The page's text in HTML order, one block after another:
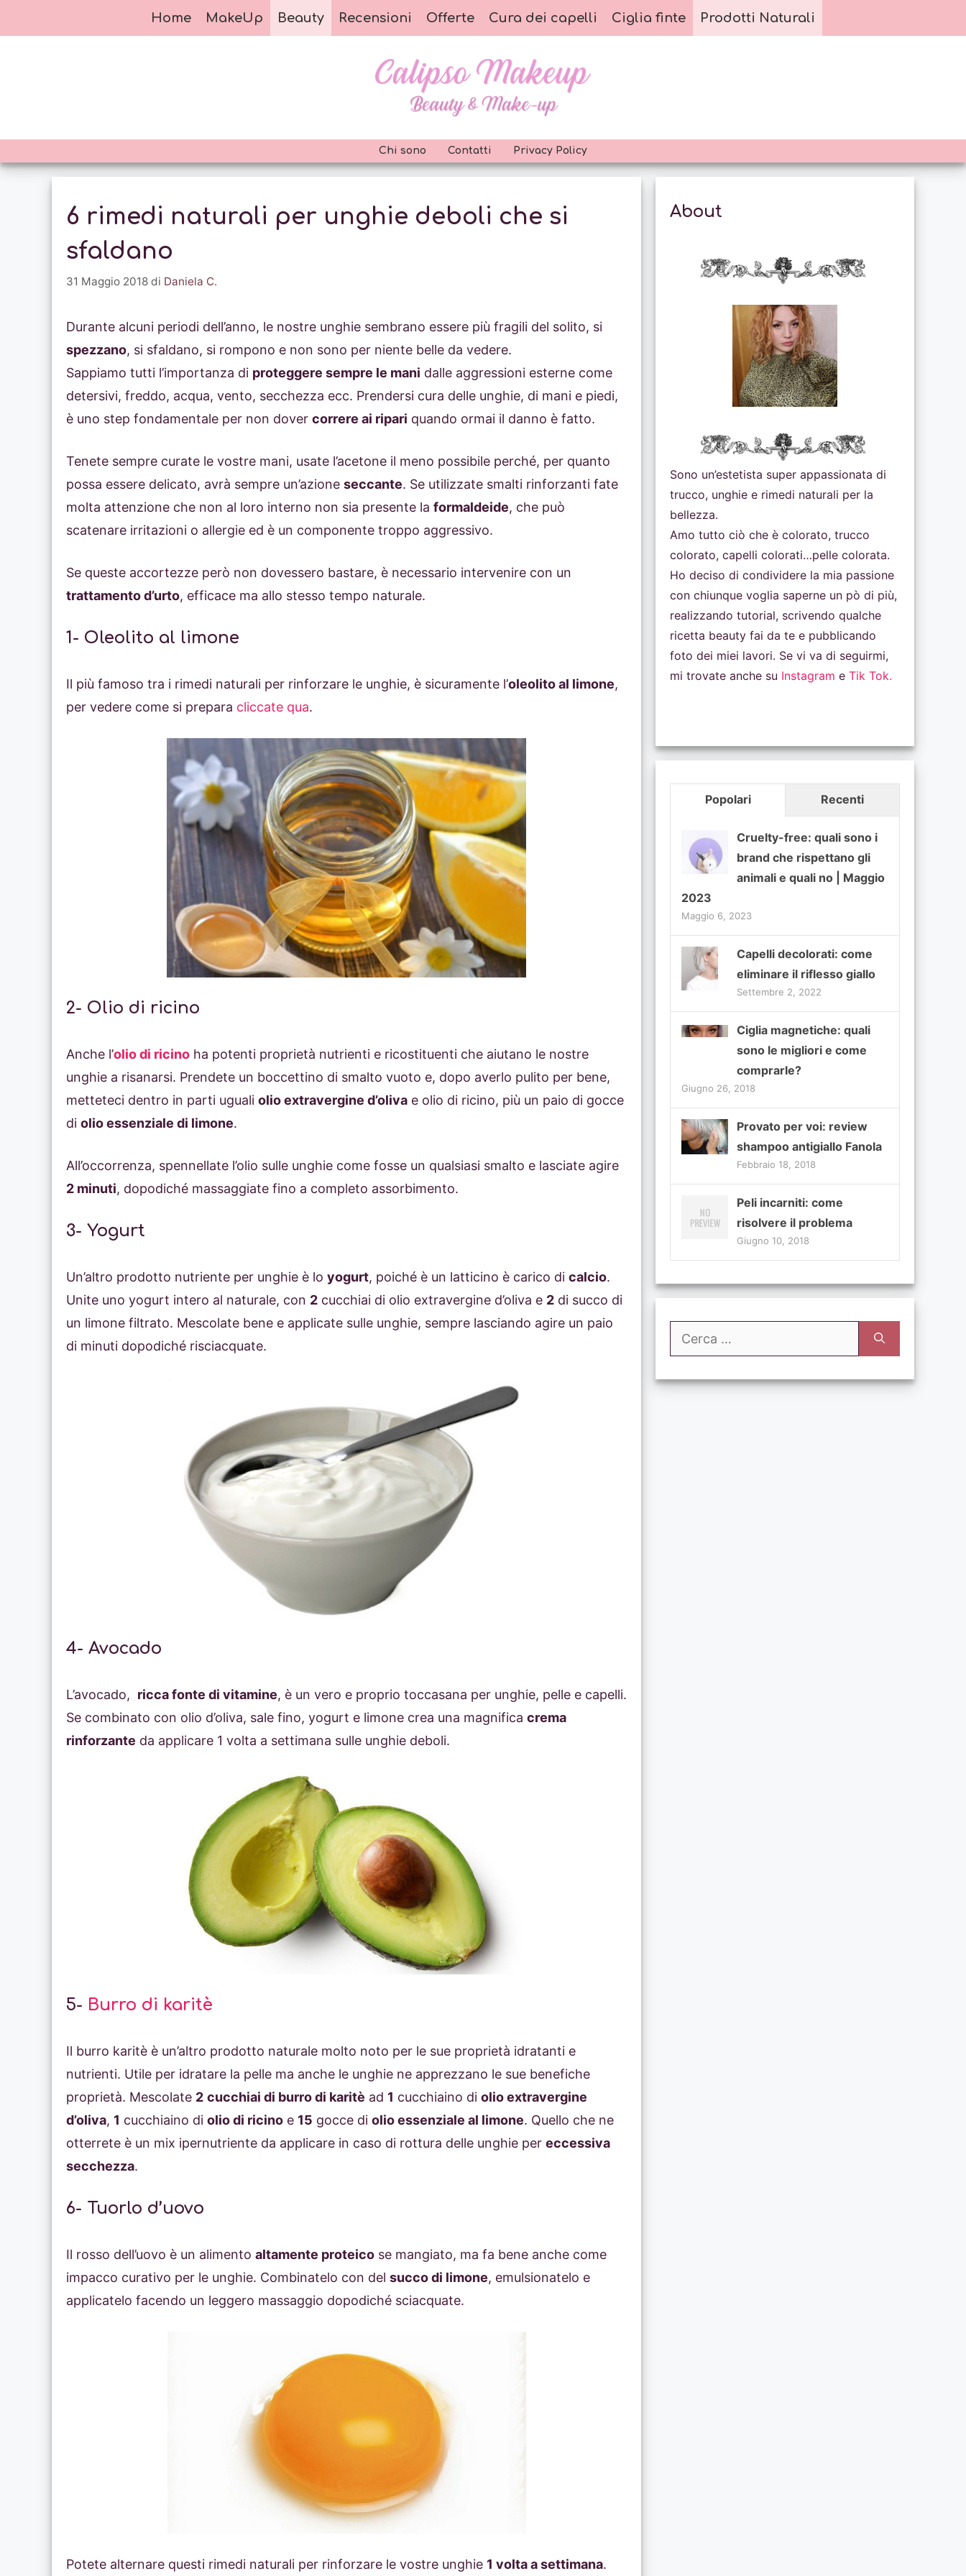
al
Home MakeUp Beauty Recensioni Offerte Cura dei capelli Ciglia finte Prodotti Naturali
Chi sono Contatti Privacy Policy
6 rimedi naturali per unghie deboli che si
sfaldano
31 Maggio 2018 di Daniela C.
Durante alcuni periodi dell’anno, le nostre unghie sembrano essere più fragili del solito, si
spezzano, si sfaldano, si rompono e non sono per niente belle da vedere.
Sappiamo tutti l’importanza di proteggere sempre le mani dalle aggressioni esterne come
detersivi, freddo, acqua, vento, secchezza ecc. Prendersi cura delle unghie, di mani e piedi,
è uno step fondamentale per non dover correre ai ripari quando ormai il danno è fatto.
Tenete sempre curate le vostre mani, usate l’acetone il meno possibile perché, per quanto
possa essere delicato, avrà sempre un’azione seccante. Se utilizzate smalti rinforzanti fate
molta attenzione che non al loro interno non sia presente la formaldeide, che può
scatenare irritazioni o allergie ed è un componente troppo aggressivo.
Se queste accortezze però non dovessero bastare, è necessario intervenire con un
trattamento d’urto, efficace ma allo stesso tempo naturale.
1- Oleolito al limone
Il più famoso tra i rimedi naturali per rinforzare le unghie, è sicuramente l’oleolito al limone,
per vedere come si prepara cliccate qua.
2- Olio di ricino
Anche l’olio di ricino ha potenti proprietà nutrienti e ricostituenti che aiutano le nostre
unghie a risanarsi. Prendete un boccettino di smalto vuoto e, dopo averlo pulito per bene,
metteteci dentro in parti uguali olio extravergine d’oliva e olio di ricino, più un paio di gocce
di olio essenziale di limone.
All’occorrenza, spennellate l’olio sulle unghie come fosse un qualsiasi smalto e lasciate agire
2 minuti, dopodiché massaggiate fino a completo assorbimento.
3- Yogurt
Un’altro prodotto nutriente per unghie è lo yogurt, poiché è un latticino è carico di calcio.
Unite uno yogurt intero al naturale, con 2 cucchiai di olio extravergine d’oliva e 2 di succo di
un limone filtrato. Mescolate bene e applicate sulle unghie, sempre lasciando agire un paio
di minuti dopodiché risciacquate.
4- Avocado
L’avocado, ricca fonte di vitamine, è un vero e proprio toccasana per unghie, pelle e capelli.
Se combinato con olio d’oliva, sale fino, yogurt e limone crea una magnifica crema
rinforzante da applicare 1 volta a settimana sulle unghie deboli.
5- Burro di karitè
Il burro karitè è un’altro prodotto naturale molto noto per le sue proprietà idratanti e
nutrienti. Utile per idratare la pelle ma anche le unghie ne apprezzano le sue benefiche
proprietà. Mescolate 2 cucchiai di burro di karitè ad 1 cucchiaino di olio extravergine
d’oliva, 1 cucchiaino di olio di ricino e 15 gocce di olio essenziale al limone. Quello che ne
otterrete è un mix ipernutriente da applicare in caso di rottura delle unghie per eccessiva
secchezza.
6- Tuorlo d’uovo
Il rosso dell’uovo è un alimento altamente proteico se mangiato, ma fa bene anche come
impacco curativo per le unghie. Combinatelo con del succo di limone, emulsionatelo e
applicatelo facendo un leggero massaggio dopodiché sciacquate.
Potete alternare questi rimedi naturali per rinforzare le vostre unghie 1 volta a settimana.
About
Sono un’estetista super appassionata di
trucco, unghie e rimedi naturali per la
bellezza.
Amo tutto ciò che è colorato, trucco
colorato, capelli colorati…pelle colorata.
Ho deciso di condividere la mia passione
con chiunque voglia saperne un pò di più,
realizzando tutorial, scrivendo qualche
ricetta beauty fai da te e pubblicando
foto dei miei lavori. Se vi va di seguirmi,
mi trovate anche su Instagram e Tik Tok.
Popolari Recenti
Cruelty-free: quali sono i
brand che rispettano gli
animali e quali no | Maggio
2023
Maggio 6, 2023
Capelli decolorati: come
eliminare il riflesso giallo
Settembre 2, 2022
Ciglia magnetiche: quali
sono le migliori e come
comprarle?
Giugno 26, 2018
Provato per voi: review
shampoo antigiallo Fanola
Febbraio 18, 2018
Peli incarniti: come
risolvere il problema
Giugno 10, 2018
Ricerca